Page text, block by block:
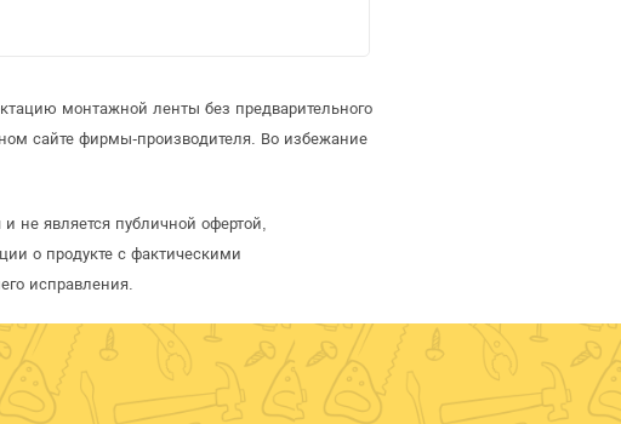
монтажной ленты без предварительного
сайте фирмы-производителя. Во избежание
не является публичной офертой,
о продукте с фактическими
исправления.